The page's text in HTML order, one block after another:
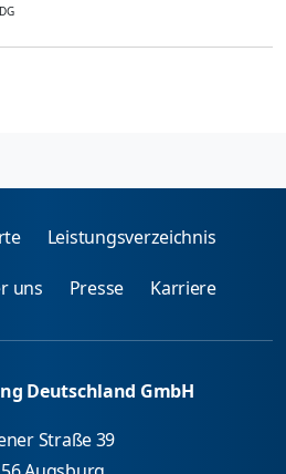
Leistungsverzeichnis
uns Presse Karriere
Deutschland GmbH
Straße 39